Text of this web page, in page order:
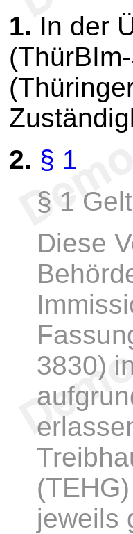
1. In der
2. § 1
§ 1
Diese
3830)
jeweils